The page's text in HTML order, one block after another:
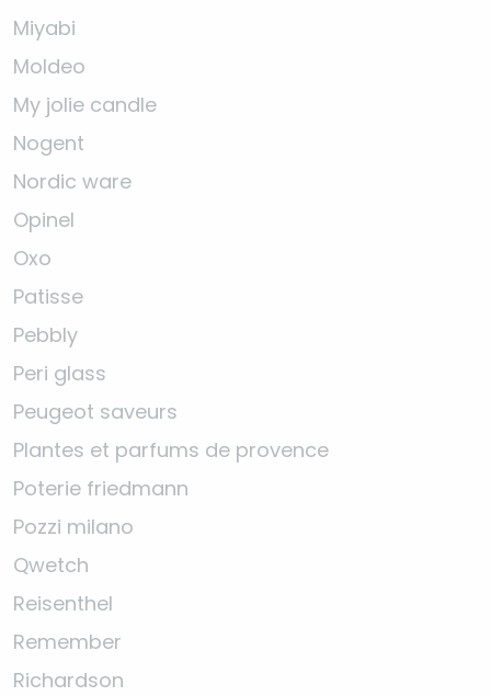
Miyabi
Moldeo
My jolie candle
Nogent
Nordic ware
Opinel
Oxo
Patisse
Pebbly
Peri glass
Peugeot saveurs
Plantes et parfums de provence
Poterie friedmann
Pozzi milano
Qwetch
Reisenthel
Remember
Richardson